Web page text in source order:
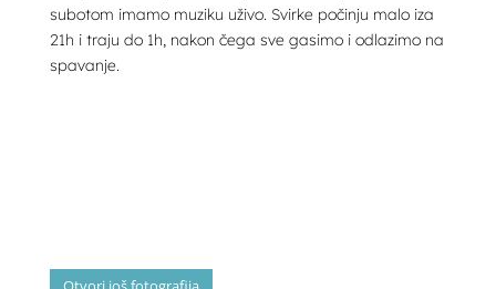
subotom imamo muziku uživo. Svirke počinju malo iza
21h i traju do 1h, nakon čega sve gasimo i odlazimo na
spavanje.